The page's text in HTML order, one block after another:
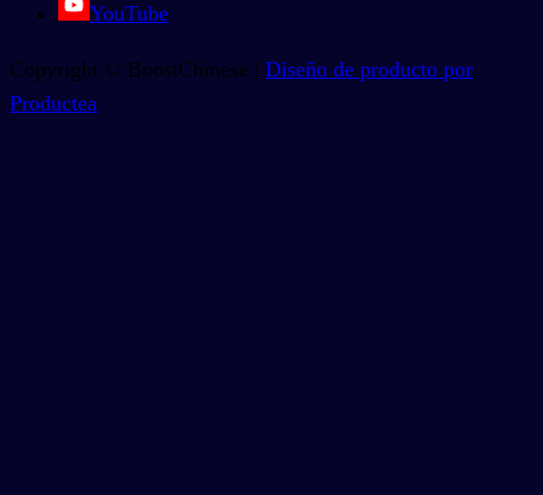
YouTube
Copyright © BoostChinese | Diseño de producto por
Productea